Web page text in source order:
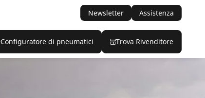
Newsletter Assistenza
Configuratore di pneumatici Trova Rivenditore